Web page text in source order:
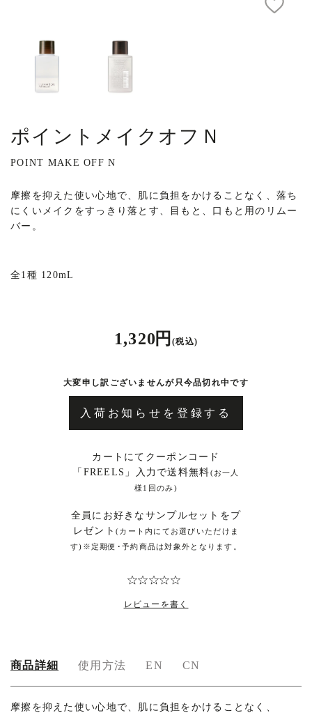
ポイントメイクオフＮ
POINT MAKE OFF N
摩擦を抑えた使い心地で、肌に負担をかけることなく、落ち
にくいメイクをすっきり落とす、目もと、口もと用のリムー
バー。
全1種 120mL
1,320 円(税込)
大変申し訳ございませんが只今品切れ中です
入荷お知らせを登録する
カートにてクーポンコード
「FREELS」入力で送料無料(お一人
様1回のみ)
全員にお好きなサンプルセットをプ
レゼント (カート内にてお選びいただけま
す)※定期便･予約商品は対象外となります。
レビューを書く
商品詳細 使用方法 EN CN
摩擦を抑えた使い心地で、肌に負担をかけることなく、